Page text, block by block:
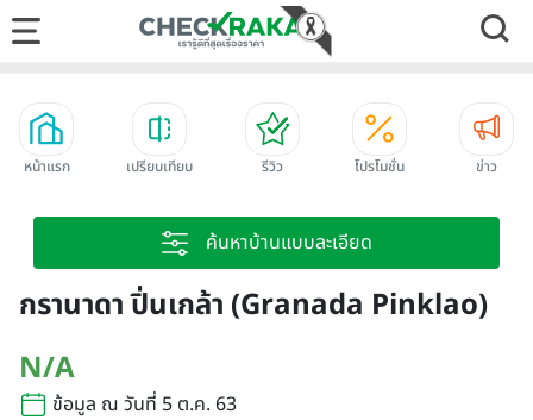
หน้าแรก เปรียบเทียบ รีวิว โปรโมชั่น ข่าว
ค้นหาบ้านแบบละเอียด
กรานาดา ปิ่นเกล้า (Granada Pinklao)
N/A
ข้อมูล ณ วันที่ 5 ต.ค. 63